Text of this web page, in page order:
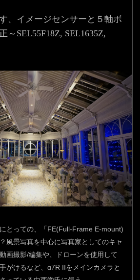
、イメージセンサーと５軸ボ
～SEL55F18Z, SEL1635Z,
とっての、「FE(Full-Frame E-mount)
風景写真を中心に写真家としてのキャ
画撮影/編集や、ドローンを使用して
がけるなど、α7R IIをメインカメラと